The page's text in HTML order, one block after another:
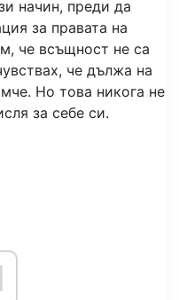
начин, преди да
за правата на
че всъщност не са
че дължа на
Но това никога не
за себе си.